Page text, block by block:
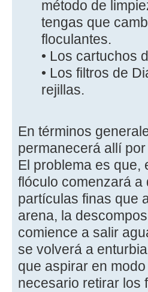
método de
tengas que
floculantes.
• Los cartuchos
• Los filtros de
rejillas.
En términos
permanecerá allí
El problema es que,
flóculo comenzará a
partículas finas que
arena, la
comience a salir
se volverá a
que aspirar en
necesario retirar los